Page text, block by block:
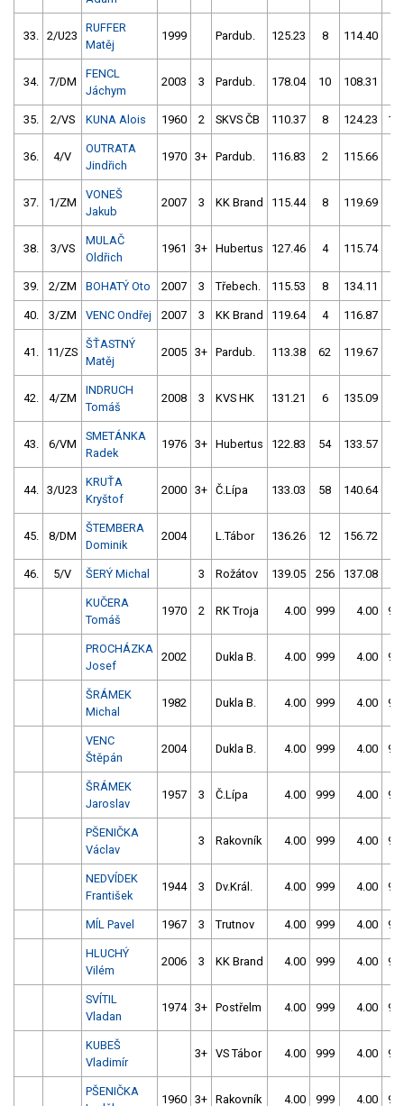
33. 2/U23
RUFFER
Matěj
1999 Pardub. 125.23 8 114.40
34. 7/DM
FENCL
Jáchym
2003 3 Pardub. 178.04 10 108.31
35. 2/VS KUNA Alois 1960 2 SKVS ČB 110.37 8 124.23
36. 4/V
OUTRATA
Jindřich
1970 3+ Pardub. 116.83 2 115.66
37. 1/ZM
VONEŠ
Jakub
2007 3 KK Brand 115.44 8 119.69
38. 3/VS
MULAČ
Oldřich
1961 3+ Hubertus 127.46 4 115.74
39. 2/ZM BOHATÝ Oto 2007 3 Třebech. 115.53 8 134.11
40. 3/ZM VENC Ondřej 2007 3 KK Brand 119.64 4 116.87
41. 11/ZS
ŠŤASTNÝ
Matěj
2005 3+ Pardub. 113.38 62 119.67
42. 4/ZM
INDRUCH
Tomáš
2008 3 KVS HK 131.21 6 135.09
43. 6/VM
SMETÁNKA
Radek
1976 3+ Hubertus 122.83 54 133.57
44. 3/U23
KRUŤA
Kryštof
2000 3+ Č.Lípa 133.03 58 140.64
45. 8/DM
ŠTEMBERA
Dominik
2004 L.Tábor 136.26 12 156.72
46. 5/V ŠERÝ Michal 3 Rožátov 139.05 256 137.08
KUČERA
Tomáš
1970 2 RK Troja 4.00 999 4.00
PROCHÁZKA
Josef
2002 Dukla B. 4.00 999 4.00
ŠRÁMEK
Michal
1982 Dukla B. 4.00 999 4.00
VENC
Štěpán
2004 Dukla B. 4.00 999 4.00
ŠRÁMEK
Jaroslav
1957 3 Č.Lípa 4.00 999 4.00
PŠENIČKA
Václav
3 Rakovník 4.00 999 4.00
NEDVÍDEK
František
1944 3 Dv.Král. 4.00 999 4.00
MÍL Pavel 1967 3 Trutnov 4.00 999 4.00
HLUCHÝ
Vilém
2006 3 KK Brand 4.00 999 4.00
SVÍTIL
Vladan
1974 3+ Postřelm 4.00 999 4.00
KUBEŠ
Vladimír
3+ VS Tábor 4.00 999 4.00
PŠENIČKA
1960 3+ Rakovník 4.00 999 4.00